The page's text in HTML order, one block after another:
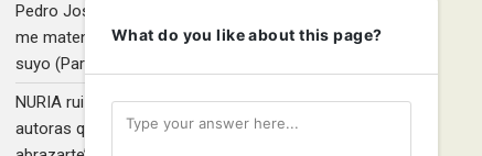
Pedro José Camacho Barrios
me maten!»: El Rulfo que el cine venezolano hizo
suyo (Parte 2)
NURIA ruiz fernandezenLibros que nadie lee y
autoras que no hacen ruido: Redescubriendo ‘Y
What do you like about this page?